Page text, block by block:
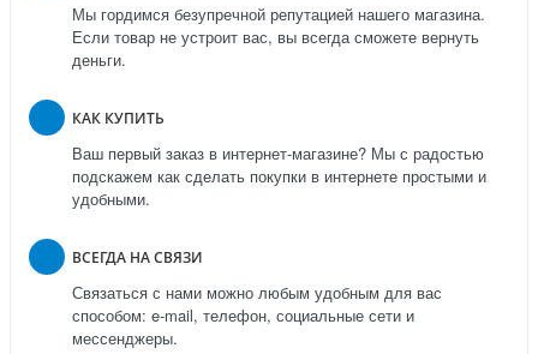
Мы гордимся безупречной репутацией нашего магазина.
Если товар не устроит вас, вы всегда сможете вернуть
деньги.
КАК КУПИТЬ
Ваш первый заказ в интернет-магазине? Мы с радостью
подскажем как сделать покупки в интернете простыми и
удобными.
ВСЕГДА НА СВЯЗИ
Связаться с нами можно любым удобным для вас
способом: e-mail, телефон, социальные сети и
мессенджеры.